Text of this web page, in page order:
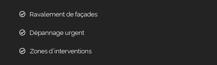
Ravalement de façades
Dépannage urgent
Zones d’interventions